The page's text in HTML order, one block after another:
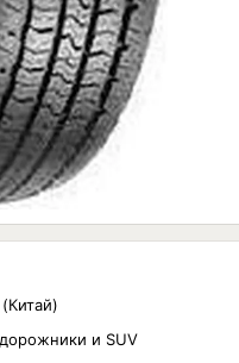
(Китай)
и SUV